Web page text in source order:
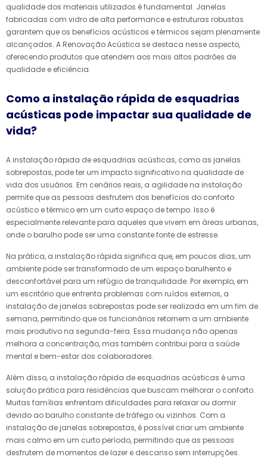
qualidade dos materiais utilizados é fundamental. Janelas
fabricadas com vidro de alta performance e estruturas robustas
garantem que os benefícios acústicos e térmicos sejam plenamente
alcançados. A Renovação Acústica se destaca nesse aspecto,
oferecendo produtos que atendem aos mais altos padrões de
qualidade e eficiência.
Como a instalação rápida de esquadrias
acústicas pode impactar sua qualidade de
vida?
A instalação rápida de esquadrias acústicas, como as janelas
sobrepostas, pode ter um impacto significativo na qualidade de
vida dos usuários. Em cenários reais, a agilidade na instalação
permite que as pessoas desfrutem dos benefícios do conforto
acústico e térmico em um curto espaço de tempo. Isso é
especialmente relevante para aqueles que vivem em áreas urbanas,
onde o barulho pode ser uma constante fonte de estresse.
Na prática, a instalação rápida significa que, em poucos dias, um
ambiente pode ser transformado de um espaço barulhento e
desconfortável para um refúgio de tranquilidade. Por exemplo, em
um escritório que enfrenta problemas com ruídos externos, a
instalação de janelas sobrepostas pode ser realizada em um fim de
semana, permitindo que os funcionários retornem a um ambiente
mais produtivo na segunda-feira. Essa mudança não apenas
melhora a concentração, mas também contribui para a saúde
mental e bem-estar dos colaboradores.
Além disso, a instalação rápida de esquadrias acústicas é uma
solução prática para residências que buscam melhorar o conforto.
Muitas famílias enfrentam dificuldades para relaxar ou dormir
devido ao barulho constante de tráfego ou vizinhos. Com a
instalação de janelas sobrepostas, é possível criar um ambiente
mais calmo em um curto período, permitindo que as pessoas
desfrutem de momentos de lazer e descanso sem interrupções.